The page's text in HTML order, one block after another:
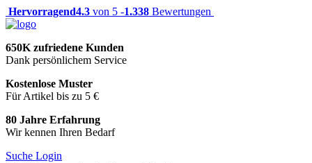
Hervorragend4.3 von 5 -1.338 Bewertungen
650K zufriedene Kunden
Dank persönlichem Service
Kostenlose Muster
Für Artikel bis zu 5 €
80 Jahre Erfahrung
Wir kennen Ihren Bedarf
Suche Login